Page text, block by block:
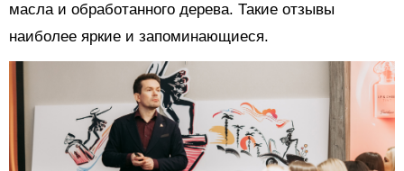
масла и обработанного дерева. Такие отзывы
наиболее яркие и запоминающиеся.